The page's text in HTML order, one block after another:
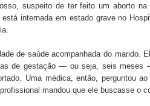
do PDT durante Convenção em
IV FEIRA LITERÁRIA DO BREJO em
em apoio à pré-candidatura de
suspeito de ter feito um aborto
internada em estado grave no
de saúde acompanhada do marido.
de gestação — ou seja, seis meses
Uma médica, então, perguntou
mandou que ele buscasse o